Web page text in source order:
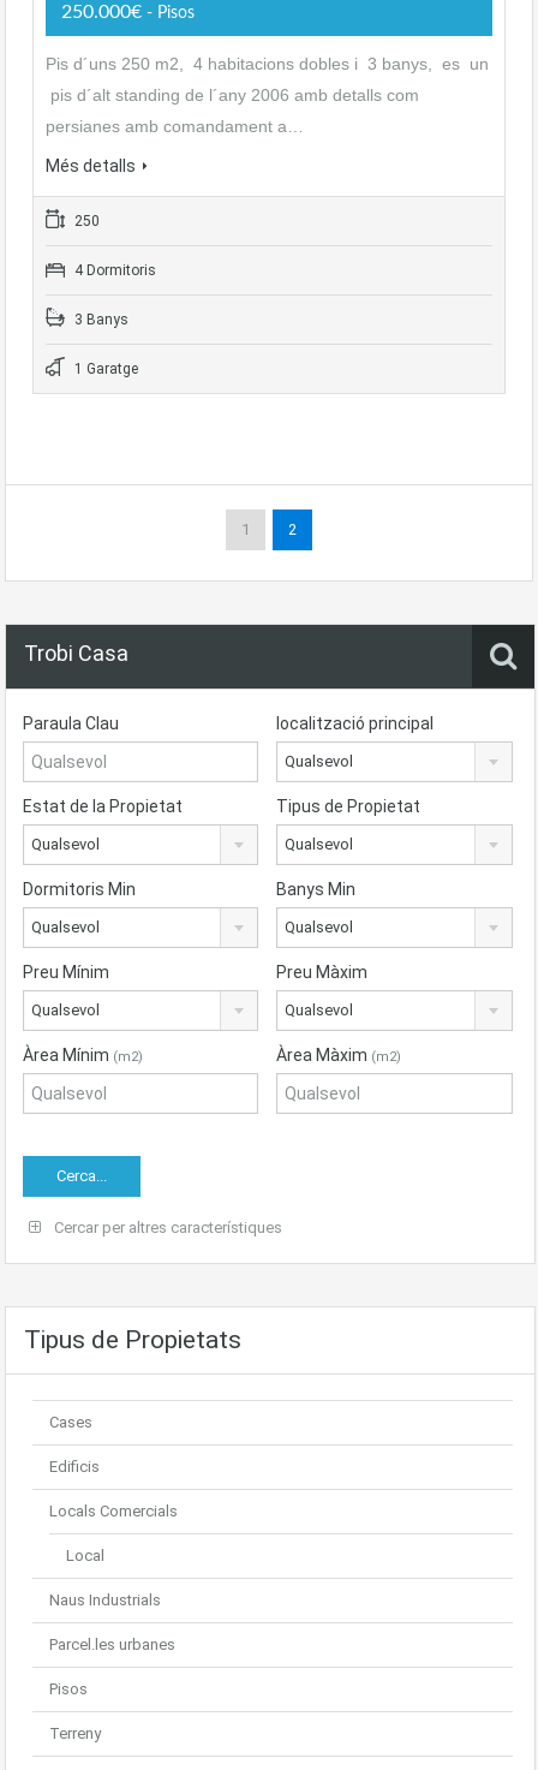
250.000€ - Pisos
Pis d´uns 250 m2, 4 habitacions dobles i 3 banys, es un
pis d´alt standing de l´any 2006 amb detalls com
persianes amb comandament a…
Més detalls
250
4 Dormitoris
3 Banys
1 Garatge
1 2
Trobi Casa
Paraula Clau localització principal
Qualsevol
Estat de la Propietat
Qualsevol
Tipus de Propietat
Qualsevol
Dormitoris Min
Qualsevol
Banys Min
Qualsevol
Preu Mínim
Qualsevol
Preu Màxim
Qualsevol
Àrea Mínim (m2) Àrea Màxim (m2)
Cercar per altres característiques
Tipus de Propietats
Cases
Edificis
Locals Comercials
Local
Naus Industrials
Parcel.les urbanes
Pisos
Terreny